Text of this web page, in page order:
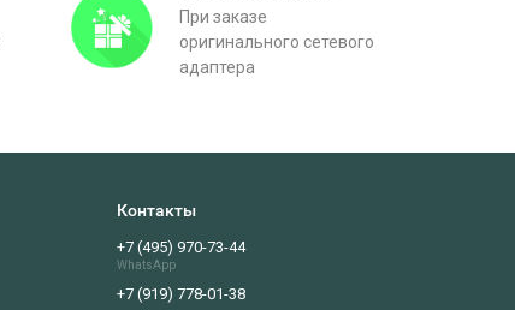
При заказе
оригинального сетевого
адаптера
Контакты
+7 (495) 970-73-44
WhatsApp
+7 (919) 778-01-38